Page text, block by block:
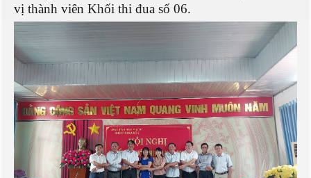
vị thành viên Khối thi đua số 06.